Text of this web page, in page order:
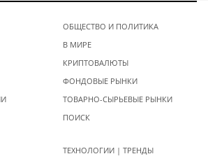
ОБЩЕСТВО И ПОЛИТИКА
В МИРЕ
КРИПТОВАЛЮТЫ
ФОНДОВЫЕ РЫНКИ
ТОВАРНО-СЫРЬЕВЫЕ РЫНКИ
ПОИСК
ТЕХНОЛОГИИ | ТРЕНДЫ